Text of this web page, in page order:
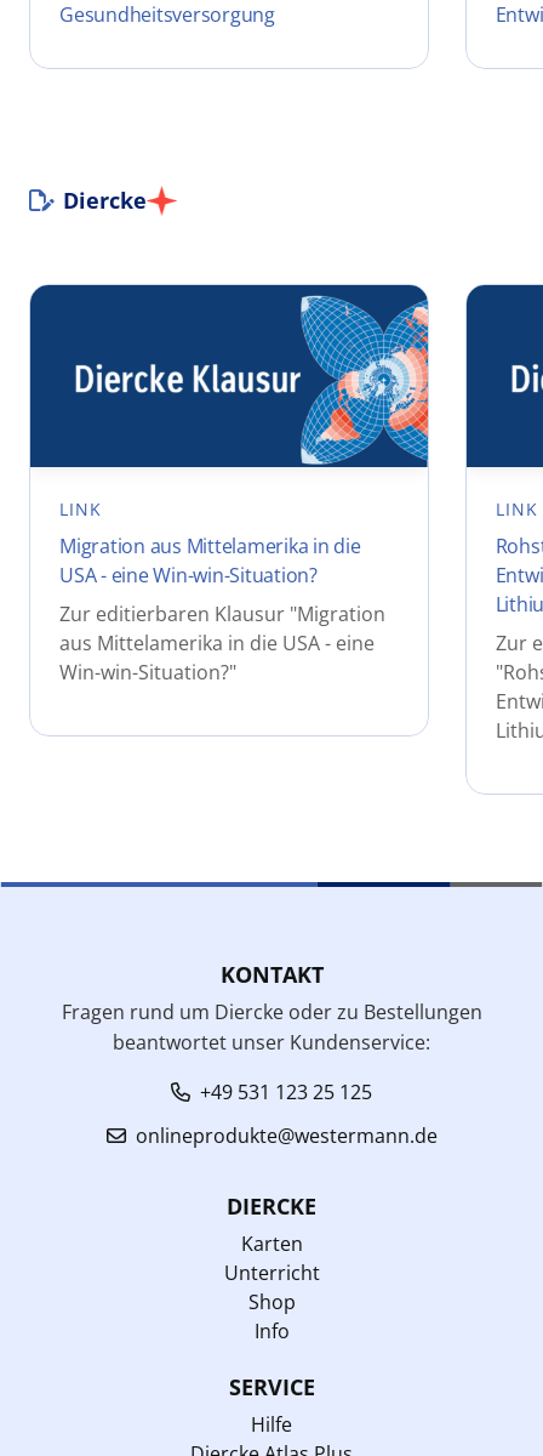
Gesundheitsversorgung
Diercke
LINK
Migration aus Mittelamerika in die
USA - eine Win-win-Situation?
Zur editierbaren Klausur "Migration
aus Mittelamerika in die USA - eine
Win-win-Situation?"
LINK
Zur
KONTAKT
Fragen rund um Diercke oder zu Bestellungen
beantwortet unser Kundenservice:
+49 531 123 25 125
onlineprodukte@westermann.de
DIERCKE
Karten
Unterricht
Shop
Info
SERVICE
Hilfe